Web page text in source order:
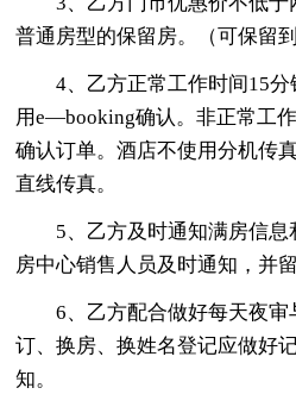
普通房型的保留房。（可保留
4、乙方正常工作时间15分
用e—booking确认。非正常工
确认订单。酒店不使用分机传
直线传真。
5、乙方及时通知满房信息
房中心销售人员及时通知，并
6、乙方配合做好每天夜审
订、换房、换姓名登记应做好
知。